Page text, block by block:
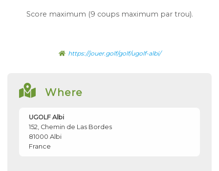
Score maximum (9 coups maximum par trou).
https://jouer.golf/golf/ugolf-albi/
Where
UGOLF Albi
152, Chemin de Las Bordes
81000 Albi
France